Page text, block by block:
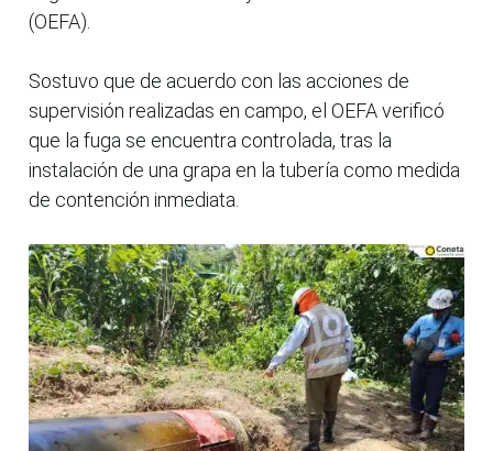
(OEFA).
Sostuvo que de acuerdo con las acciones de
supervisión realizadas en campo, el OEFA verificó
que la fuga se encuentra controlada, tras la
instalación de una grapa en la tubería como medida
de contención inmediata.